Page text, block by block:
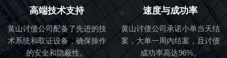
高端技术支持
黄山讨债公司配备了先进的技
术系统和取证设备，确保操作
的安全和隐蔽性。
速度与成功率
黄山讨债公司承诺小单当天结
案，大单一周内结案，且讨债
成功率高达96%。